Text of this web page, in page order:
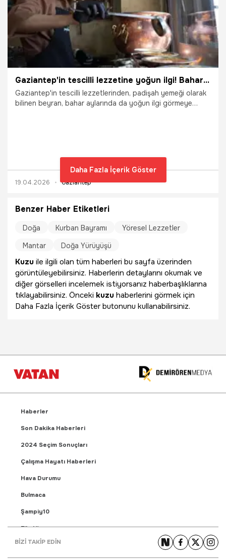
Gaziantep'in tescilli lezzetine yoğun ilgi! Bahar aylarında da vazgeçilmez
Gaziantep'in tescilli lezzetlerinden, padişah yemeği olarak
bilinen beyran, bahar aylarında da yoğun ilgi görmeye
19.04.2026 Gaziantep
Daha Fazla İçerik Göster
Benzer Haber Etiketleri
Doğa Kurban Bayramı
Yöresel Lezzetler
Mantar
Doğa Yürüyüşü
Kuzu ile ilgili olan tüm haberleri bu sayfa üzerinden
görüntüleyebilirsiniz. Haberlerin detaylarını okumak ve
diğer görselleri incelemek istiyorsanız haberbaşlıklarına
tıklayabilirsiniz. Önceki kuzu haberlerini görmek için
Daha Fazla İçerik Göster butonunu kullanabilirsiniz.
Haberler
Son Dakika Haberleri
2024 Seçim Sonuçları
Çalışma Hayatı Haberleri
Hava Durumu
Bulmaca
Şampiy10
Fikstür
Puan Durumu
BİZİ TAKİP EDİN